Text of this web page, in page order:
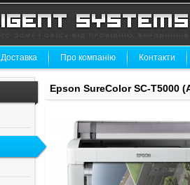
Доставка Про компанію Контакти
Epson SureColor SC-T5000